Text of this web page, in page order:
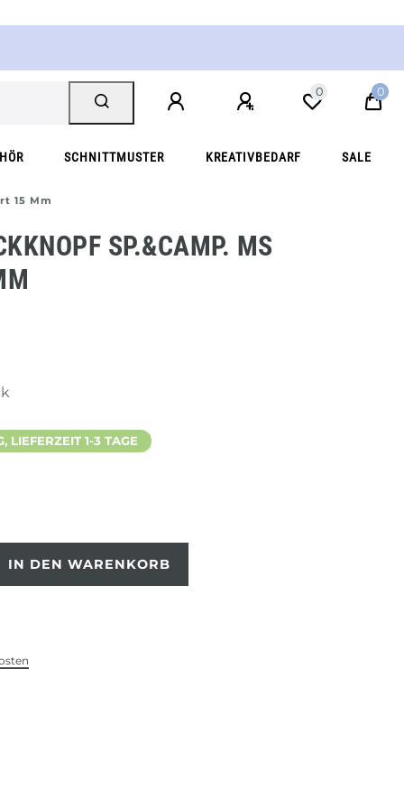
0 0
SCHNITTMUSTER KREATIVBEDARF SALE
15 Mm
SP.&CAMP. MS
LIEFERZEIT 1-3 TAGE
IN DEN WARENKORB